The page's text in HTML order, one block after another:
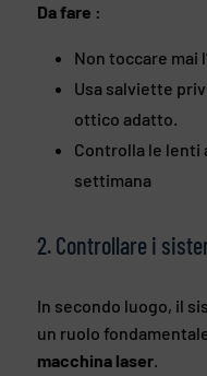
Da fare :
Non toccare mai
Usa salviette
ottico adatto.
Controlla le lenti
settimana
2. Controllare i
In secondo luogo, il
un ruolo
macchina laser.